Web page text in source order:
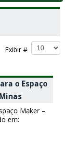
Exibir #
o Espaço
Maker –
em: